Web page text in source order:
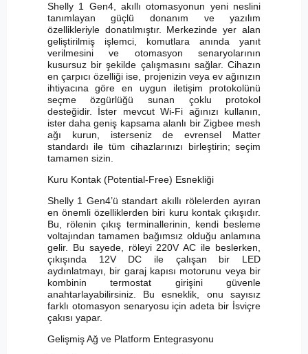
Shelly 1 Gen4, akıllı otomasyonun yeni neslini
tanımlayan güçlü donanım ve yazılım
özellikleriyle donatılmıştır. Merkezinde yer alan
geliştirilmiş işlemci, komutlara anında yanıt
verilmesini ve otomasyon senaryolarının
kusursuz bir şekilde çalışmasını sağlar. Cihazın
en çarpıcı özelliği ise, projenizin veya ev ağınızın
ihtiyacına göre en uygun iletişim protokolünü
seçme özgürlüğü sunan çoklu protokol
desteğidir. İster mevcut Wi-Fi ağınızı kullanın,
ister daha geniş kapsama alanlı bir Zigbee mesh
ağı kurun, isterseniz de evrensel Matter
standardı ile tüm cihazlarınızı birleştirin; seçim
tamamen sizin.
Kuru Kontak (Potential-Free) Esnekliği
Shelly 1 Gen4’ü standart akıllı rölelerden ayıran
en önemli özelliklerden biri kuru kontak çıkışıdır.
Bu, rölenin çıkış terminallerinin, kendi besleme
voltajından tamamen bağımsız olduğu anlamına
gelir. Bu sayede, röleyi 220V AC ile beslerken,
çıkışında 12V DC ile çalışan bir LED
aydınlatmayı, bir garaj kapısı motorunu veya bir
kombinin termostat girişini güvenle
anahtarlayabilirsiniz. Bu esneklik, onu sayısız
farklı otomasyon senaryosu için adeta bir İsviçre
çakısı yapar.
Gelişmiş Ağ ve Platform Entegrasyonu